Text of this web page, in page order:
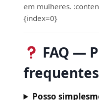
em mulheres.
{index=0}
FAQ —
frequentes
Posso